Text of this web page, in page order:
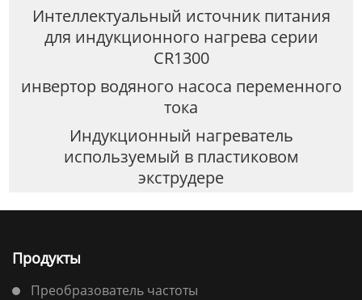
Интеллектуальный источник питания
для индукционного нагрева серии
CR1300
инвертор водяного насоса переменного
тока
Индукционный нагреватель
используемый в пластиковом
экструдере
Продукты
Преобразователь частоты